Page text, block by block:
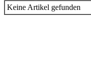
Keine Artikel gefunden